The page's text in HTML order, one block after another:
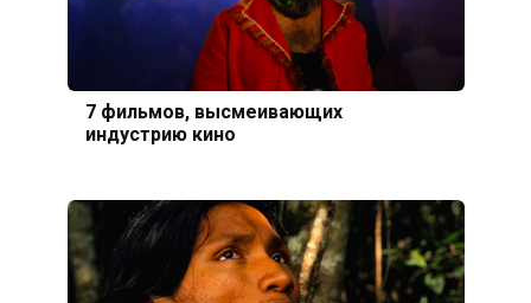
7 фильмов, высмеивающих
индустрию кино